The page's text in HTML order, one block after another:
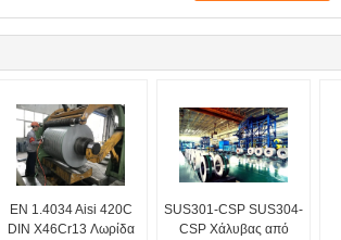
EN 1.4034 Aisi 420C
DIN X46Cr13 Λωρίδα
SUS301-CSP SUS304-
CSP Χάλυβας από